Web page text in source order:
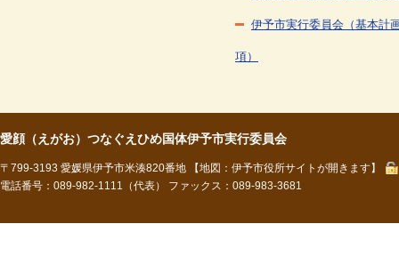
伊予市実行委員会（基本計
項）
愛顔（えがお）つなぐえひめ国体伊予市実行委員会
〒799-3193 愛媛県伊予市米湊820番地
【地図：伊予市役所サイトが開きます】
電話番号：089-982-1111（代表） ファックス：089-983-3681